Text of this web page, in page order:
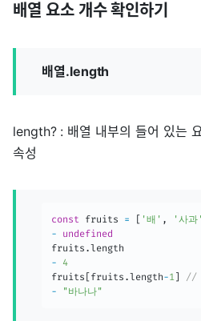
배열 요소 개수 확인하기
배열.length
length? : 배열 내부의 들어 있는
속성
const fruits = '배' , '사과'
-
undefined
fruits .
-
4
fruits
fruits .length-1
//
-
"바나나"